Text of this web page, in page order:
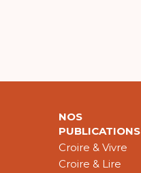
NOS
PUBLICATIONS
Croire & Vivre
Croire & Lire